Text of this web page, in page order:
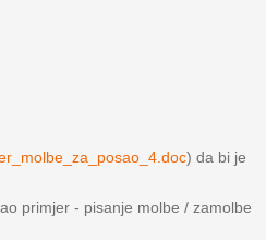
) da bi je
primjer - pisanje molbe / zamolbe